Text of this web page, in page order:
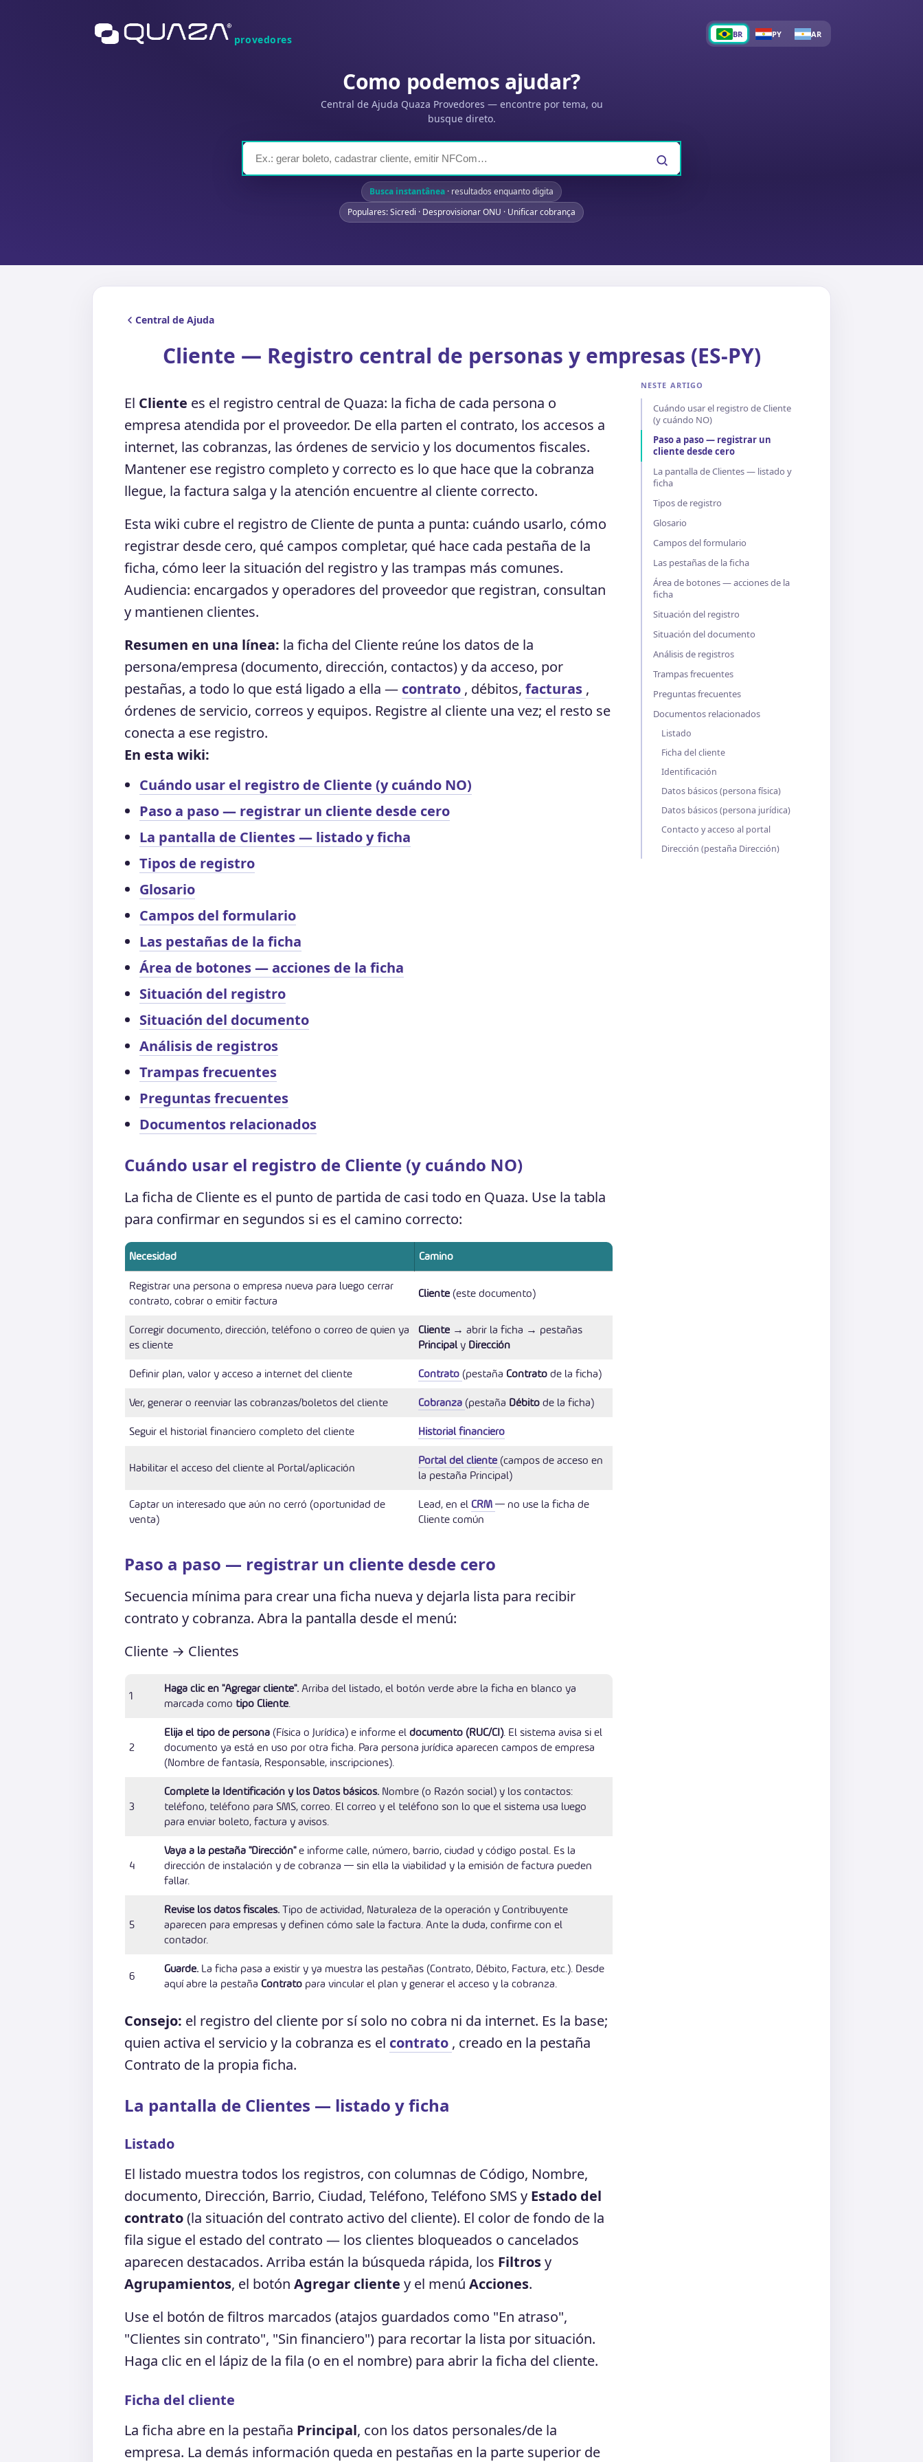
provedores BR PY AR
Como podemos ajudar?
Central de Ajuda Quaza Provedores — encontre por tema, ou
busque direto.
Busca instantânea · resultados enquanto digita
Populares: Sicredi · Desprovisionar ONU · Unificar cobrança
Central de Ajuda
Cliente — Registro central de personas y empresas (ES-PY)
El Cliente es el registro central de Quaza: la ficha de cada persona o
empresa atendida por el proveedor. De ella parten el contrato, los accesos a
internet, las cobranzas, las órdenes de servicio y los documentos fiscales.
Mantener ese registro completo y correcto es lo que hace que la cobranza
llegue, la factura salga y la atención encuentre al cliente correcto.
Esta wiki cubre el registro de Cliente de punta a punta: cuándo usarlo, cómo
registrar desde cero, qué campos completar, qué hace cada pestaña de la
ficha, cómo leer la situación del registro y las trampas más comunes.
Audiencia: encargados y operadores del proveedor que registran, consultan
y mantienen clientes.
Resumen en una línea: la ficha del Cliente reúne los datos de la
persona/empresa (documento, dirección, contactos) y da acceso, por
pestañas, a todo lo que está ligado a ella — contrato , débitos, facturas ,
órdenes de servicio, correos y equipos. Registre al cliente una vez; el resto se
conecta a ese registro.
En esta wiki:
Cuándo usar el registro de Cliente (y cuándo NO)
Paso a paso — registrar un cliente desde cero
La pantalla de Clientes — listado y ficha
Tipos de registro
Glosario
Campos del formulario
Las pestañas de la ficha
Área de botones — acciones de la ficha
Situación del registro
Situación del documento
Análisis de registros
Trampas frecuentes
Preguntas frecuentes
Documentos relacionados
Cuándo usar el registro de Cliente (y cuándo NO)
La ficha de Cliente es el punto de partida de casi todo en Quaza. Use la tabla
para confirmar en segundos si es el camino correcto:
Necesidad Camino
Registrar una persona o empresa nueva para luego cerrar
contrato, cobrar o emitir factura
Cliente (este documento)
Corregir documento, dirección, teléfono o correo de quien ya
es cliente
Cliente → abrir la ficha → pestañas
Principaly Dirección
Definir plan, valor y acceso a internet del cliente
Contrato (pestaña Contratode la ficha)
Ver, generar o reenviar las cobranzas/boletos del cliente
Cobranza (pestaña Débitode la ficha)
Seguir el historial financiero completo del cliente
Historial financiero
Habilitar el acceso del cliente al Portal/aplicación
Portal del cliente (campos de acceso en
la pestaña Principal)
Captar un interesado que aún no cerró (oportunidad de
venta)
Lead, en el CRM— no use la ficha de
Cliente común
Paso a paso — registrar un cliente desde cero
Secuencia mínima para crear una ficha nueva y dejarla lista para recibir
contrato y cobranza. Abra la pantalla desde el menú:
Cliente → Clientes
1
Haga clic en "Agregar cliente".Arriba del listado, el botón verde abre la ficha en blanco ya
marcada como tipo Cliente.
2
Elija el tipo de persona (Física o Jurídica) e informe eldocumento (RUC/CI). El sistema avisa si el
documento ya está en uso por otra ficha. Para persona jurídica aparecen campos de empresa
(Nombre de fantasía, Responsable, inscripciones).
3
Complete la Identificación y los Datos básicos. Nombre (o Razón social) y los contactos:
teléfono, teléfono para SMS, correo. El correo y el teléfono son lo que el sistema usa luego
para enviar boleto, factura y avisos.
4
Vaya a la pestaña "Dirección"e informe calle, número, barrio, ciudad y código postal. Es la
dirección de instalación y de cobranza — sin ella la viabilidad y la emisión de factura pueden
fallar.
5
Revise los datos fiscales.Tipo de actividad, Naturaleza de la operación y Contribuyente
aparecen para empresas y definen cómo sale la factura. Ante la duda, confirme con el
contador.
6
Guarde. La ficha pasa a existir y ya muestra las pestañas (Contrato, Débito, Factura, etc.). Desde
aquí abre la pestaña Contrato para vincular el plan y generar el acceso y la cobranza.
Consejo: el registro del cliente por sí solo no cobra ni da internet. Es la base;
quien activa el servicio y la cobranza es el contrato , creado en la pestaña
Contrato de la propia ficha.
La pantalla de Clientes — listado y ficha
Listado
El listado muestra todos los registros, con columnas de Código, Nombre,
documento, Dirección, Barrio, Ciudad, Teléfono, Teléfono SMS y Estado del
contrato(la situación del contrato activo del cliente). El color de fondo de la
fila sigue el estado del contrato — los clientes bloqueados o cancelados
aparecen destacados. Arriba están la búsqueda rápida, los Filtrosy
Agrupamientos, el botón Agregar cliente y el menú Acciones.
Use el botón de filtros marcados (atajos guardados como "En atraso",
"Clientes sin contrato", "Sin financiero") para recortar la lista por situación.
Haga clic en el lápiz de la fila (o en el nombre) para abrir la ficha del cliente.
Ficha del cliente
La ficha abre en la pestaña Principal, con los datos personales/de la
empresa. La demás información queda en pestañas en la parte superior de
NESTE ARTIGO
Cuándo usar el registro de Cliente
(y cuándo NO)
Paso a paso — registrar un
cliente desde cero
La pantalla de Clientes — listado y
ficha
Tipos de registro
Glosario
Campos del formulario
Las pestañas de la ficha
Área de botones — acciones de la
ficha
Situación del registro
Situación del documento
Análisis de registros
Trampas frecuentes
Preguntas frecuentes
Documentos relacionados
Listado
Ficha del cliente
Identificación
Datos básicos (persona física)
Datos básicos (persona jurídica)
Contacto y acceso al portal
Dirección (pestaña Dirección)